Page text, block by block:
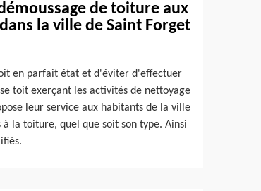
de toiture aux
la ville de Saint Forget
en parfait état et d'éviter d'effectuer
toit exerçant les activités de nettoyage
leur service aux habitants de la ville
la toiture, quel que soit son type. Ainsi